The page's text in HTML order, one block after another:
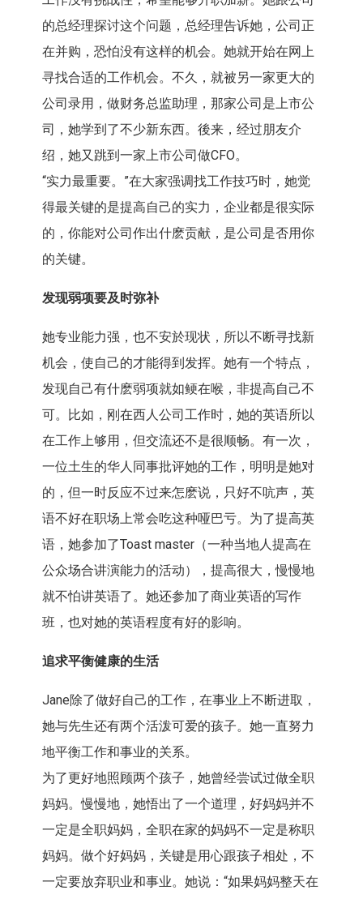
的总经理探讨这个问题，总经理告诉她，公司正
在并购，恐怕没有这样的机会。她就开始在网上
寻找合适的工作机会。不久，就被另一家更大的
公司录用，做财务总监助理，那家公司是上市公
司，她学到了不少新东西。後来，经过朋友介
绍，她又跳到一家上市公司做CFO。
“实力最重要。”在大家强调找工作技巧时，她觉
得最关键的是提高自己的实力，企业都是很实际
的，你能对公司作出什麽贡献，是公司是否用你
的关键。
发现弱项要及时弥补
她专业能力强，也不安於现状，所以不断寻找新
机会，使自己的才能得到发挥。她有一个特点，
发现自己有什麽弱项就如鲠在喉，非提高自己不
可。比如，刚在西人公司工作时，她的英语所以
在工作上够用，但交流还不是很顺畅。有一次，
一位土生的华人同事批评她的工作，明明是她对
的，但一时反应不过来怎麽说，只好不吭声，英
语不好在职场上常会吃这种哑巴亏。为了提高英
语，她参加了Toast master（一种当地人提高在
公众场合讲演能力的活动），提高很大，慢慢地
就不怕讲英语了。她还参加了商业英语的写作
班，也对她的英语程度有好的影响。
追求平衡健康的生活
Jane除了做好自己的工作，在事业上不断进取，
她与先生还有两个活泼可爱的孩子。她一直努力
地平衡工作和事业的关系。
为了更好地照顾两个孩子，她曾经尝试过做全职
妈妈。慢慢地，她悟出了一个道理，好妈妈并不
一定是全职妈妈，全职在家的妈妈不一定是称职
妈妈。做个好妈妈，关键是用心跟孩子相处，不
一定要放弃职业和事业。她说：“如果妈妈整天在